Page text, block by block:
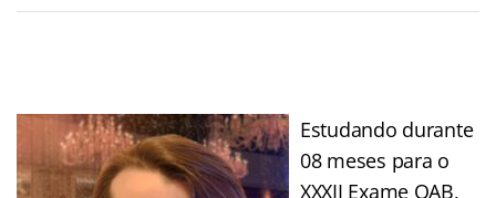
Estudando durante
08 meses para o
XXXII Exame OAB,